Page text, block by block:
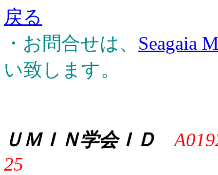
戻る
・お問合せは、 Seagaia
い致します。
ＵＭＩＮ学会ＩＤ
25